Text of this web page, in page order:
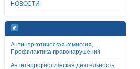
НОВОСТИ
Антинаркотическая комиссия,
Профилактика правонарушений
Антитеррористическая деятельность